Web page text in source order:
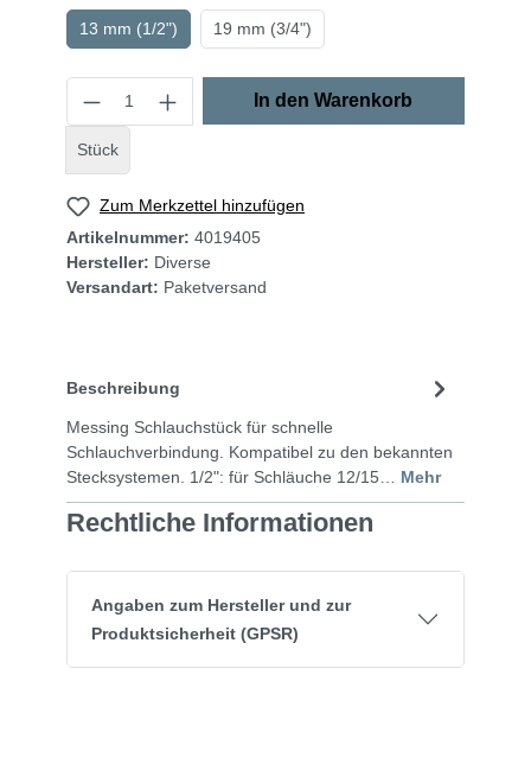
13 mm (1/2") 19 mm (3/4")
Stück
In den Warenkorb
Zum Merkzettel hinzufügen
Artikelnummer: 4019405
Hersteller: Diverse
Versandart: Paketversand
Beschreibung
Messing Schlauchstück für schnelle
Schlauchverbindung. Kompatibel zu den bekannten
Stecksystemen. 1/2": für Schläuche 12/15… Mehr
Rechtliche Informationen
Angaben zum Hersteller und zur
Produktsicherheit (GPSR)